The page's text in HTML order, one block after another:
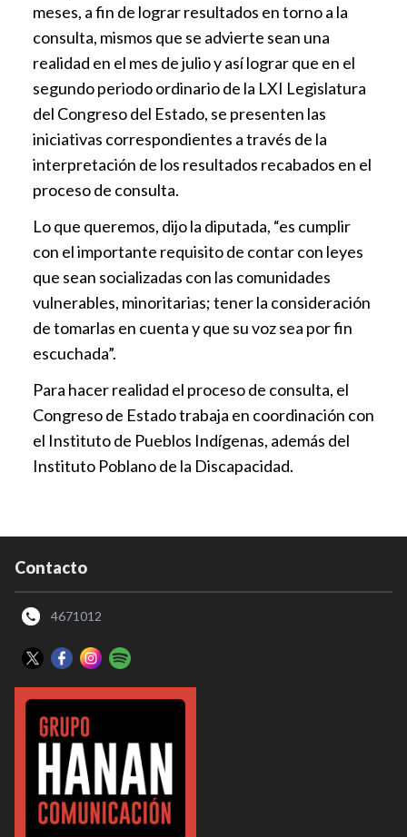
meses, a fin de lograr resultados en torno a la
consulta, mismos que se advierte sean una
realidad en el mes de julio y así lograr que en el
segundo periodo ordinario de la LXI Legislatura
del Congreso del Estado, se presenten las
iniciativas correspondientes a través de la
interpretación de los resultados recabados en el
proceso de consulta.
Lo que queremos, dijo la diputada, “es cumplir
con el importante requisito de contar con leyes
que sean socializadas con las comunidades
vulnerables, minoritarias; tener la consideración
de tomarlas en cuenta y que su voz sea por fin
escuchada”.
Para hacer realidad el proceso de consulta, el
Congreso de Estado trabaja en coordinación con
el Instituto de Pueblos Indígenas, además del
Instituto Poblano de la Discapacidad.
Contacto
4671012